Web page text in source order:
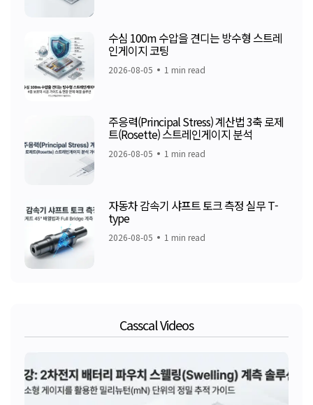
수심 100m 수압을 견디는 방수형 스트레
인게이지 코팅
2026-08-05 1 min read
주응력(Principal Stress) 계산법 3축 로제
트(Rosette) 스트레인게이지 분석
2026-08-05 1 min read
자동차 감속기 샤프트 토크 측정 실무 T-
type
2026-08-05 1 min read
Casscal Videos